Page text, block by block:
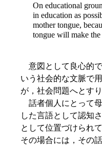
On educational
in education as
mother tongue,
tongue will make the
意図として良心的で
いう社会的な文脈で
が，社会問題へとす
話者個人にとって
した言語として認知
として位置づけられ
その場合には，その